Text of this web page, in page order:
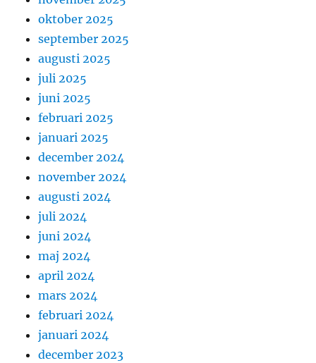
oktober 2025
september 2025
augusti 2025
juli 2025
juni 2025
februari 2025
januari 2025
december 2024
november 2024
augusti 2024
juli 2024
juni 2024
maj 2024
april 2024
mars 2024
februari 2024
januari 2024
december 2023